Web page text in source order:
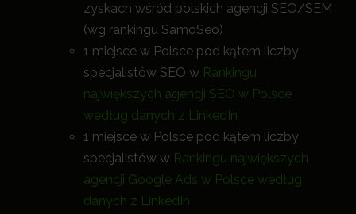
zyskach wśród polskich agencji SEO/SEM
(wg rankingu SamoSeo)
1 miejsce w Polsce pod kątem liczby
specjalistów SEO w Rankingu
największych agencji SEO w Polsce
według danych z LinkedIn
1 miejsce w Polsce pod kątem liczby
specjalistów w Rankingu największych
agencji Google Ads w Polsce według
danych z LinkedIn